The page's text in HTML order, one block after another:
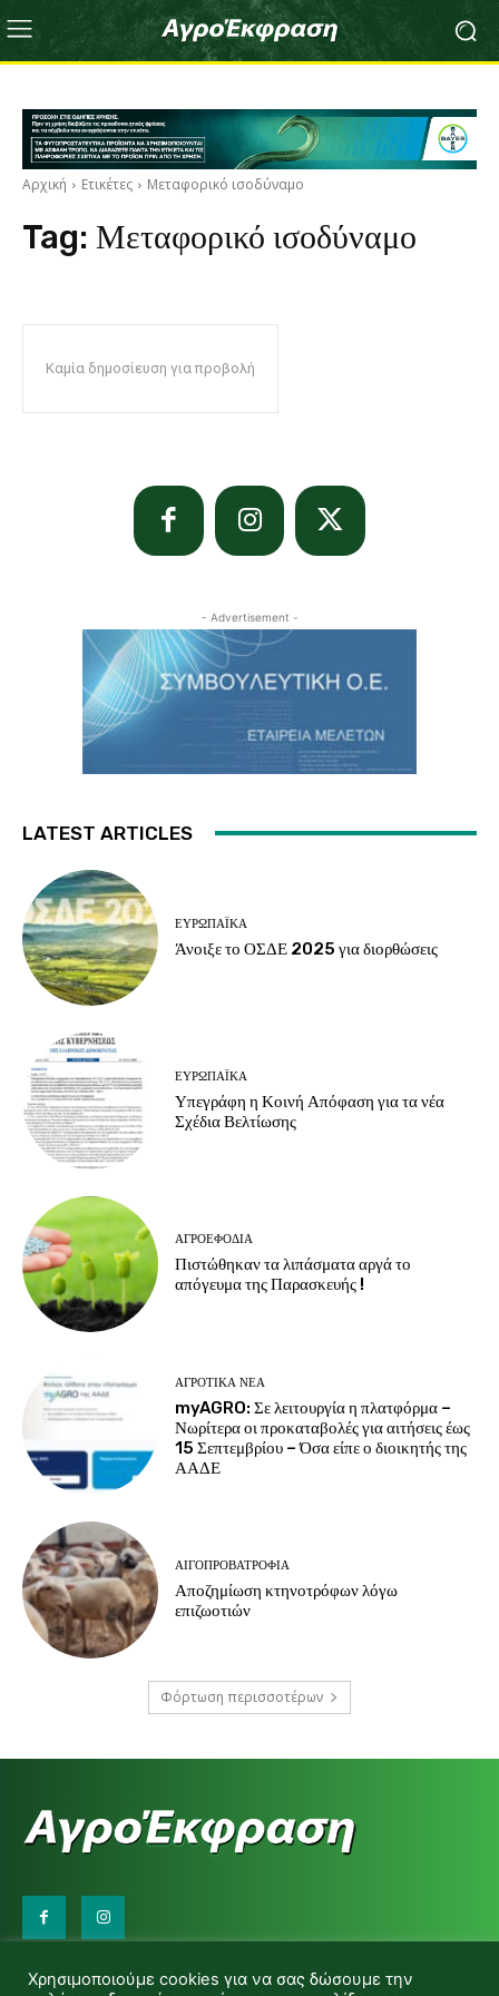
Αρχική Ετικέτες Μεταφορικό ισοδύναμο
Tag: Μεταφορικό ισοδύναμο
Καμία δημοσίευση για προβολή
- Advertisement -
LATEST ARTICLES
ΕΥΡΩΠΑΪΚΆ
Άνοιξε το ΟΣΔΕ 2025 για διορθώσεις
ΕΥΡΩΠΑΪΚΆ
Υπεγράφη η Κοινή Απόφαση για τα νέα
Σχέδια Βελτίωσης
ΑΓΡΟΕΦΌΔΙΑ
Πιστώθηκαν τα λιπάσματα αργά το
απόγευμα της Παρασκευής !
ΑΓΡΟΤΙΚΆ ΝΈΑ
myAGRO: Σε λειτουργία η πλατφόρμα –
Νωρίτερα οι προκαταβολές για αιτήσεις έως
15 Σεπτεμβρίου – Όσα είπε ο διοικητής της
ΑΑΔΕ
ΑΙΓΟΠΡΟΒΑΤΡΟΦΊΑ
Αποζημίωση κτηνοτρόφων λόγω
επιζωοτιών
Φόρτωση περισσοτέρων
d.makas@yahoo.gr
Χρησιμοποιούμε cookies για να σας δώσουμε την